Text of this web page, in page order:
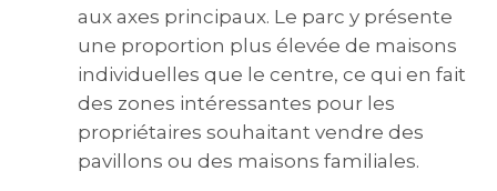
aux axes principaux. Le parc y présente
une proportion plus élevée de maisons
individuelles que le centre, ce qui en fait
des zones intéressantes pour les
propriétaires souhaitant vendre des
pavillons ou des maisons familiales.